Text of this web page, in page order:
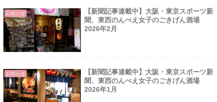
お知らせ
【新聞記事連載中】大阪・東京スポーツ新
聞、東西のんべえ女子のごきげん酒場
2026年2月
お知らせ
【新聞記事連載中】大阪・東京スポーツ新
聞、東西のんべえ女子のごきげん酒場
2026年1月